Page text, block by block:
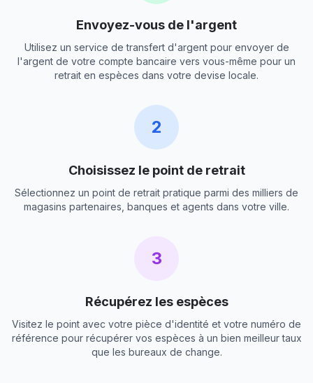
Envoyez-vous de l'argent
Utilisez un service de transfert d'argent pour envoyer de
l'argent de votre compte bancaire vers vous-même pour un
retrait en espèces dans votre devise locale.
2
Choisissez le point de retrait
Sélectionnez un point de retrait pratique parmi des milliers de
magasins partenaires, banques et agents dans votre ville.
3
Récupérez les espèces
Visitez le point avec votre pièce d'identité et votre numéro de
référence pour récupérer vos espèces à un bien meilleur taux
que les bureaux de change.